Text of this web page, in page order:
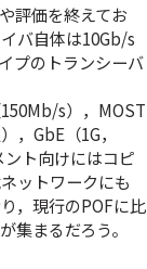
評価を終えてお
バ自体は10Gb/s
プのトランシーバ
s），MOST
GbE（1G，
ト向けにはコピ
ットワークにも
，現行のPOFに比
集まるだろう。